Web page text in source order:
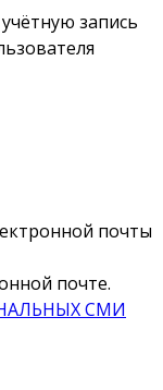
запись
почты
почте.